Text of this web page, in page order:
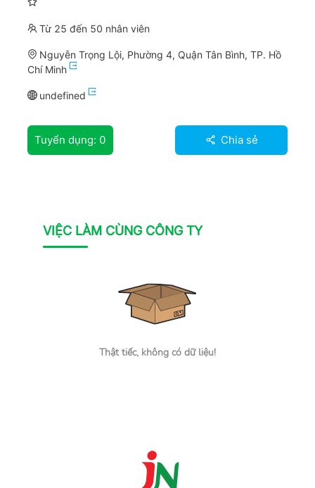
Từ 25 đến 50 nhân viên
Nguyễn Trọng Lội, Phường 4, Quận Tân Bình, TP. Hồ
Chí Minh
undefined
Tuyển dụng: 0 Chia sẻ
VIỆC LÀM CÙNG CÔNG TY
Thật tiếc, không có dữ liệu!